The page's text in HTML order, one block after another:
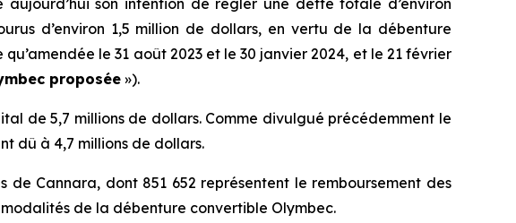
son intention de régler une dette totale d’environ
d’environ 1,5 million de dollars, en vertu de la débenture
qu’amendée le 31 août 2023 et le 30 janvier 2024, et le 21 février
proposée»).
de 5,7 millions de dollars. Comme divulgué précédemment le
dû à 4,7 millions de dollars.
Cannara, dont 851 652 représentent le remboursement des
de la débenture convertible Olymbec.